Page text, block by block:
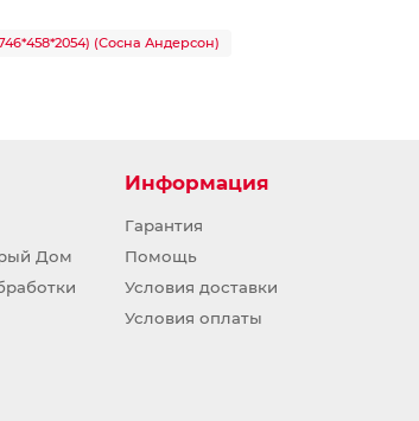
(Сосна Андерсон)
Дом
Информация
Гарантия
Помощь
Условия доставки
Условия оплаты